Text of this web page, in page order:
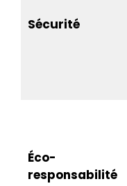
Sécurité
Éco-
responsabilité